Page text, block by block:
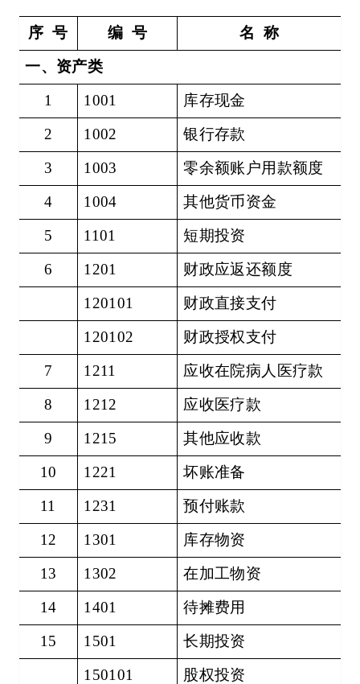
序 号 编 号 名
称
一、资产类
1
1001
库存现金
2
1002
银行存款
3
1003
零余额账户用款额度
4
1004
其他货币资金
5
1101
短期投资
6
1201
财政应返还额度
120101
财政直接支付
120102
财政授权支付
7
1211
应收在院病人医疗款
8
1212
应收医疗款
9
1215
其他应收款
10
1221
坏账准备
11
1231
预付账款
12
1301
库存物资
13
1302
在加工物资
14
1401
待摊费用
15
1501
长期投资
150101
股权投资